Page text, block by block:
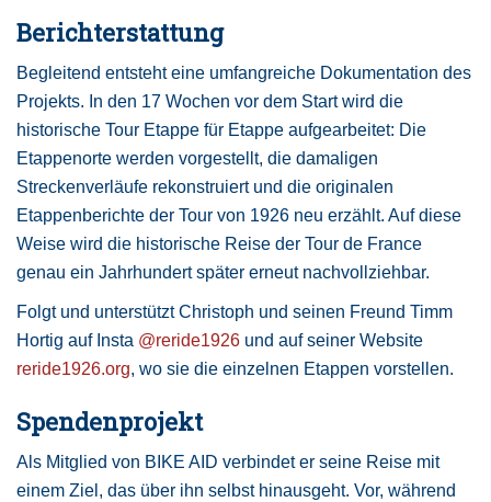
Berichterstattung
Begleitend entsteht eine umfangreiche Dokumentation des
Projekts. In den 17 Wochen vor dem Start wird die
historische Tour Etappe für Etappe aufgearbeitet: Die
Etappenorte werden vorgestellt, die damaligen
Streckenverläufe rekonstruiert und die originalen
Etappenberichte der Tour von 1926 neu erzählt. Auf diese
Weise wird die historische Reise der Tour de France
genau ein Jahrhundert später erneut nachvollziehbar.
Folgt und unterstützt Christoph und seinen Freund Timm
Hortig auf Insta @reride1926 und auf seiner Website
reride1926.org, wo sie die einzelnen Etappen vorstellen.
Spendenprojekt
Als Mitglied von BIKE AID verbindet er seine Reise mit
einem Ziel, das über ihn selbst hinausgeht. Vor, während